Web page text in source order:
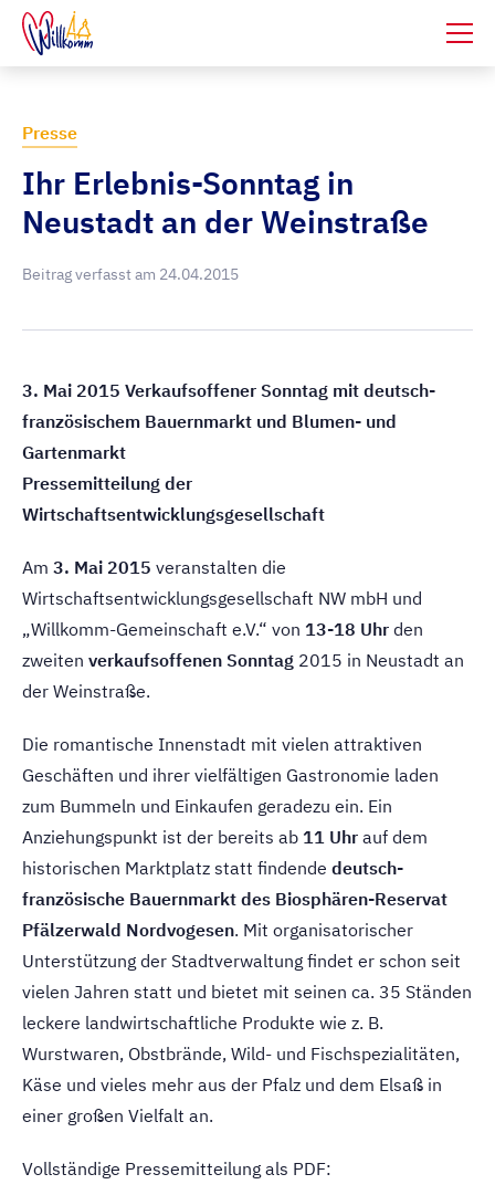
Presse
Ihr Erlebnis-Sonntag in
Neustadt an der Weinstraße
Beitrag verfasst am 24.04.2015
3. Mai 2015 Verkaufsoffener Sonntag mit deutsch-
französischem Bauernmarkt und Blumen- und
Gartenmarkt
Pressemitteilung der
Wirtschaftsentwicklungsgesellschaft
Am 3. Mai 2015 veranstalten die
Wirtschaftsentwicklungsgesellschaft NW mbH und
„Willkomm-Gemeinschaft e.V.“ von 13-18 Uhr den
zweiten verkaufsoffenen Sonntag 2015 in Neustadt an
der Weinstraße.
Die romantische Innenstadt mit vielen attraktiven
Geschäften und ihrer vielfältigen Gastronomie laden
zum Bummeln und Einkaufen geradezu ein. Ein
Anziehungspunkt ist der bereits ab 11 Uhr auf dem
historischen Marktplatz statt findende deutsch-
französische Bauernmarkt des Biosphären-Reservat
Pfälzerwald Nordvogesen. Mit organisatorischer
Unterstützung der Stadtverwaltung findet er schon seit
vielen Jahren statt und bietet mit seinen ca. 35 Ständen
leckere landwirtschaftliche Produkte wie z. B.
Wurstwaren, Obstbrände, Wild- und Fischspezialitäten,
Käse und vieles mehr aus der Pfalz und dem Elsaß in
einer großen Vielfalt an.
Vollständige Pressemitteilung als PDF: